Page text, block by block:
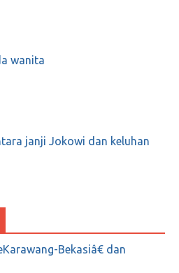
wanita
janji Jokowi dan keluhan
Bekasiâ€ dan